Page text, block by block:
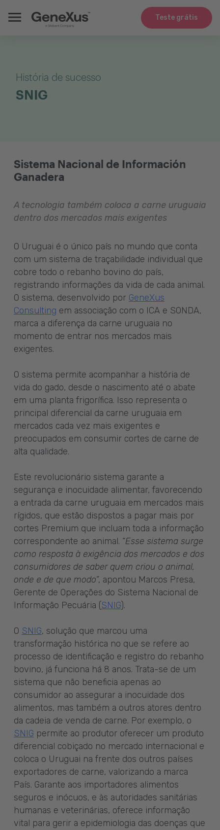
Teste grátis
História de sucesso
SNIG
Sistema Nacional de Información
Ganadera
A tecnologia também coloca a carne uruguaia
dentro dos mercados mais exigentes
O Uruguai é o único país no mundo que conta
com um sistema de traçabilidade individual que
cobre todo o rebanho bovino do país,
registrando informações da vida de cada animal.
O sistema, desenvolvido por GeneXus
Consulting em associação com o ICA e SONDA,
marca a diferença da carne uruguaia no
momento de entrar nos mercados mais
exigentes.
O sistema permite acompanhar a história de
vida do gado, desde o nascimento até o abate
em uma planta frigorífica. Isso representa o
principal diferencial da carne uruguaia em
mercados cada vez mais exigentes e
preocupados em consumir cortes de carne de
alta qualidade.
Este revolucionário sistema garante a
segurança e inocuidade alimentar, favorecendo
a entrada da carne uruguaia em mercados mais
rígidos, que estão dispostos a pagar mais por
cortes Premium que incluam toda a informação
correspondente ao animal. “Esse sistema surge
como resposta à exigência dos mercados e dos
consumidores de saber quem criou o animal,
onde e de que modo”, apontou Marcos Presa,
Gerente de Operações do Sistema Nacional de
Informação Pecuária (SNIG).
O SNIG, solução que marcou uma
transformação histórica no que se refere ao
processo de identificação e registro do rebanho
bovino, já funciona há 8 anos. Trata-se de um
sistema que não beneficia apenas ao
consumidor ao assegurar a inocuidade dos
alimentos, mas também a outros atores dentro
da cadeia de venda de carne. Por exemplo, o
SNIG permite ao produtor oferecer um produto
diferencial cobiçado no mercado internacional e
coloca o Uruguai na frente dos outros países
exportadores de carne, valorizando a marca
País. Garante aos importadores alimentos
seguros e inócuos, e às autoridades sanitárias
humanas e veterinárias, oferece informação
vital para gerir a epidemiologia das doenças que